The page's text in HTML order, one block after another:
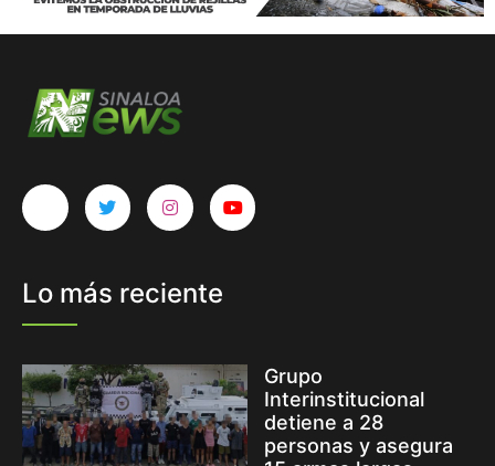
Lo más reciente
Grupo
Interinstitucional
detiene a 28
personas y asegura